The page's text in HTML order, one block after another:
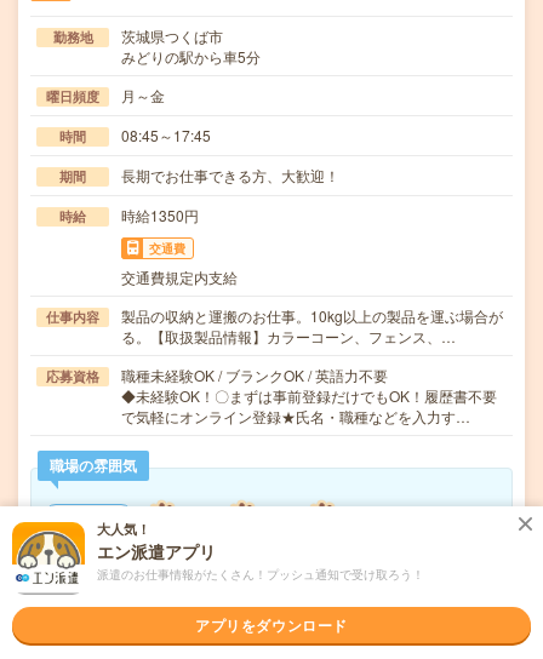
勤務地
茨城県つくば市
みどりの駅から車5分
曜日頻度 月～金
時間 08:45～17:45
期間 長期でお仕事できる方、大歓迎！
時給 時給1350円
交通費
交通費規定内支給
仕事内容
製品の収納と運搬のお仕事。10kg以上の製品を運ぶ場合が
る。【取扱製品情報】カラーコーン、フェンス、…
応募資格
職種未経験OK / ブランクOK / 英語力不要
◆未経験OK！〇まずは事前登録だけでもOK！履歴書不要
で気軽にオンライン登録★氏名・職種などを入力す…
職場の雰囲気
20代
気になる! 応募へ進む 詳しく見る
大人気！
エン派遣アプリ
派遣のお仕事情報がたくさん！プッシュ通知で受け取ろう！
アプリをダウンロード